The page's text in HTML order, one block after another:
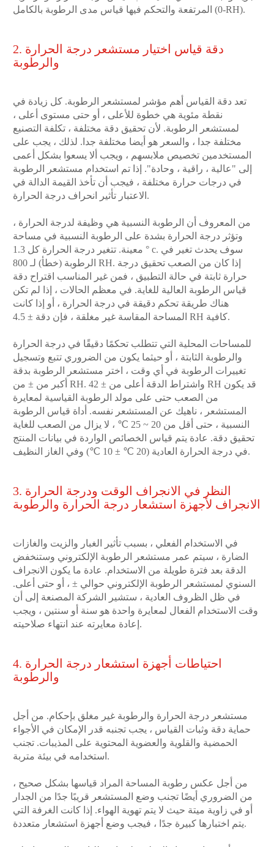
المرتفعة والتحكم فيها قياس مدى الرطوبة بالكامل (0-RH).
2. دقة قياس اختيار مستشعر درجة الحرارة
والرطوبة
تعد دقة القياس أهم مؤشر لمستشعر الرطوبة. كل زيادة في
نقطة مئوية هي خطوة للأعلى ، أو حتى مستوى أعلى ،
لمستشعر الرطوبة. لأن تحقيق دقة مختلفة ، تكلفة التصنيع
مختلفة جدا ، والسعر هو أيضا مختلفة جدا. لذلك ، يجب على
المستخدمين تخصيص ملابسهم ، ويجب ألا يسعوا بشكل أعمى
إلى "عالية ، راقية ، وحادة". إذا تم استخدام مستشعر الرطوبة
في درجات حرارة مختلفة ، فيجب أن تأخذ القيمة الدالة في
الاعتبار تأثير انحراف درجة الحرارة.
من المعروف أن الرطوبة النسبية هي وظيفة لدرجة الحرارة ،
وتؤثر درجة الحرارة بشدة على الرطوبة النسبية في مساحة
معينة. تتغير درجة الحرارة كل 1.3 ° c. سوف يحدث تغير في
الرطوبة (خطأ) لـ 800 RH. إذا كان من الصعب تحقيق درجة
حرارة ثابتة في حالة التطبيق ، فمن غير المناسب اقتراح دقة
قياس الرطوبة العالية للغاية. في معظم الحالات ، إذا لم تكن
هناك طريقة تحكم دقيقة في درجة الحرارة ، أو إذا كانت
المساحة المقاسة غير مغلقة ، فإن دقة ± 4.5 RH كافية.
للمساحات المحلية التي تتطلب تحكمًا دقيقًا في درجة الحرارة
والرطوبة الثابتة ، أو حيثما يكون من الضروري تتبع وتسجيل
تغييرات الرطوبة في أي وقت ، اختر مستشعر الرطوبة بدقة
أكبر من ± من RH. واشتراط الدقة أعلى من ± 42 RH قد يكون
من الصعب حتى على مولد الرطوبة القياسية لمعايرة
المستشعر ، ناهيك عن المستشعر نفسه. أداة قياس الرطوبة
النسبية ، حتى أقل من 20 ~ 25 ℃ ، لا يزال من الصعب للغاية
تحقيق دقة. عادة يتم قياس الخصائص الواردة في بيانات المنتج
في درجة الحرارة العادية (20 ℃ ± 10 ℃) وفي الغاز النظيف.
3. النظر في الانجراف الوقت ودرجة الحرارة
الانجراف لأجهزة استشعار درجة الحرارة والرطوبة
في الاستخدام الفعلي ، بسبب تأثير الغبار والزيت والغازات
الضارة ، سيتم عمر مستشعر الرطوبة الإلكتروني وستنخفض
الدقة بعد فترة طويلة من الاستخدام. عادة ما يكون الانجراف
السنوي لمستشعر الرطوبة الإلكتروني حوالي ± ، أو حتى أعلى.
في ظل الظروف العادية ، ستشير الشركة المصنعة إلى أن
وقت الاستخدام الفعال لمعايرة واحدة هو سنة أو سنتين ، ويجب
إعادة معايرته عند انتهاء صلاحيته.
4. احتياطات أجهزة استشعار درجة الحرارة
والرطوبة
مستشعر درجة الحرارة والرطوبة غير مغلق بإحكام. من أجل
حماية دقة وثبات القياس ، يجب تجنبه قدر الإمكان في الأجواء
الحمضية والقلوية والعضوية المحتوية على المذيبات. تجنب
استخدامه في بيئة متربة.
من أجل عكس رطوبة المساحة المراد قياسها بشكل صحيح ،
من الضروري أيضًا تجنب وضع المستشعر قريبًا جدًا من الجدار
أو في زاوية ميتة حيث لا يتم تهوية الهواء. إذا كانت الغرفة التي
يتم اختبارها كبيرة جدًا ، فيجب وضع أجهزة استشعار متعددة.